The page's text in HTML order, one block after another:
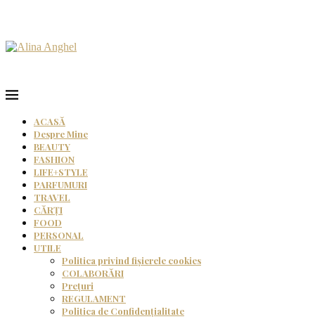
ACASĂ
Despre Mine
BEAUTY
FASHION
LIFE+STYLE
PARFUMURI
TRAVEL
CĂRȚI
FOOD
PERSONAL
UTILE
Politica privind fișierele cookies
COLABORĂRI
Prețuri
REGULAMENT
Politica de Confidențialitate